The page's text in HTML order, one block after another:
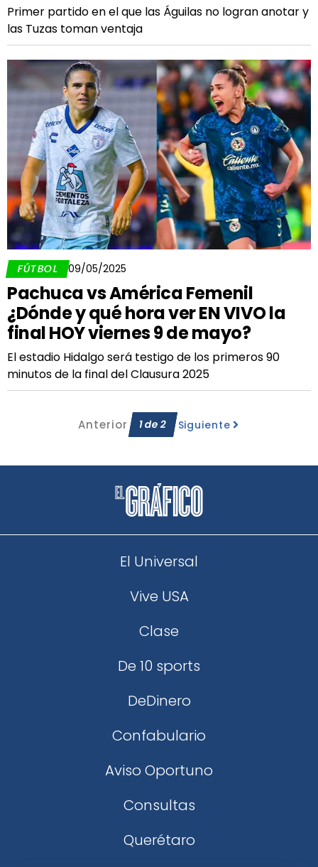
Primer partido en el que las Águilas no logran anotar y
las Tuzas toman ventaja
FÚTBOL 09/05/2025
Pachuca vs América Femenil
¿Dónde y qué hora ver EN VIVO la
final HOY viernes 9 de mayo?
El estadio Hidalgo será testigo de los primeros 90
minutos de la final del Clausura 2025
Anterior 1de2 Siguiente
El Universal
Vive USA
Clase
De 10 sports
DeDinero
Confabulario
Aviso Oportuno
Consultas
Querétaro